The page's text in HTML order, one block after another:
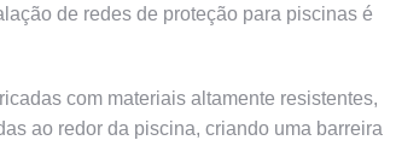
de redes de proteção para piscinas é
com materiais altamente resistentes,
ao redor da piscina, criando uma barreira